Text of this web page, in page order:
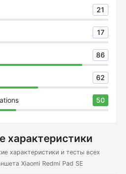
21
17
86
62
50
характеристики
характеристики и тесты всех
Xiaomi Redmi Pad SE